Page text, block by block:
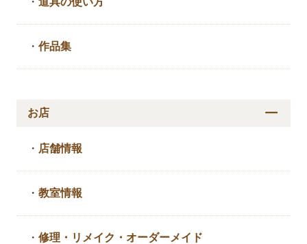
・作品集
お店
・ 店舗情報
・教室情報
・修理・リメイク・ オーダーメイド